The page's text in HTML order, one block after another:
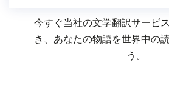
今すぐ当社の文学翻訳サービ
き、あなたの物語を世界中の
う。